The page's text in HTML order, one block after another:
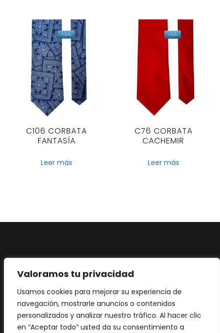
Valoramos tu privacidad
Usamos cookies para mejorar su experiencia de
navegación, mostrarle anuncios o contenidos
personalizados y analizar nuestro tráfico. Al hacer clic
en “Aceptar todo” usted da su consentimiento a
C106 CORBATA
FANTASÍA
Leer más
C76 CORBATA
CACHEMIR
Leer más
Aviso legal·Política de privacidad